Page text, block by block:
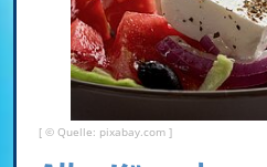
[ © Quelle: pixabay.com ]